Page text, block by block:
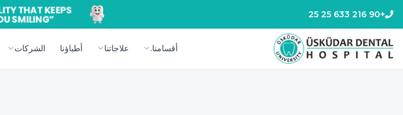
+90 216 633 25 25
أقسامنا. علاجاتنا أطباؤنا الشركات